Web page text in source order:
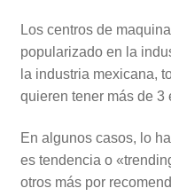
Los centros de
popularizado en la
la industria mexicana,
quieren tener más de 3
En algunos casos, lo
es tendencia o
otros más por